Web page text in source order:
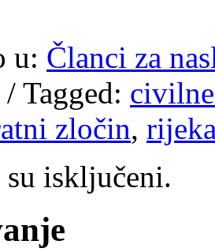
u: Članci za
/ Tagged:
zločin,
isključeni.